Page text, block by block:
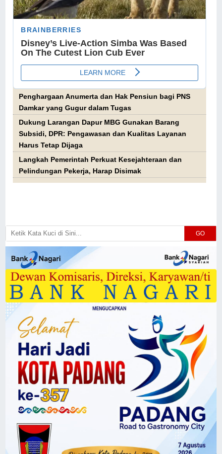
Penghargaan Anumerta dan Hak Pensiun bagi PNS
Damkar yang Gugur dalam Tugas
Dukung Larangan Dapur MBG Gunakan Barang
Subsidi, DPR: Pengawasan dan Kualitas Layanan
Harus Tetap Dijaga
Langkah Pemerintah Perkuat Kesejahteraan dan
Pelindungan Pekerja, Harap Disimak
GO